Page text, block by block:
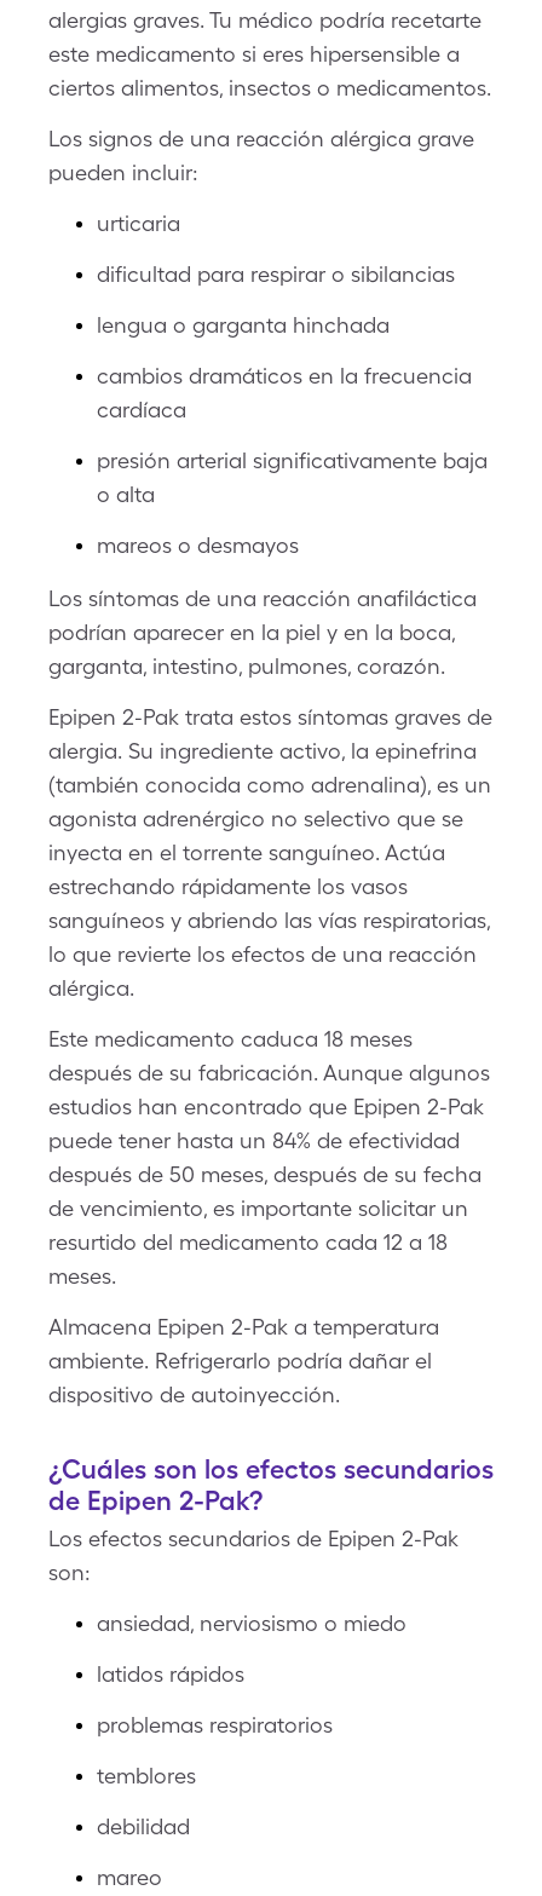
alergias graves. Tu médico podría recetarte
este medicamento si eres hipersensible a
ciertos alimentos, insectos o medicamentos.
Los signos de una reacción alérgica grave
pueden incluir:
urticaria
dificultad para respirar o sibilancias
lengua o garganta hinchada
cambios dramáticos en la frecuencia
cardíaca
presión arterial significativamente baja
o alta
mareos o desmayos
Los síntomas de una reacción anafiláctica
podrían aparecer en la piel y en la boca,
garganta, intestino, pulmones, corazón.
Epipen 2-Pak trata estos síntomas graves de
alergia. Su ingrediente activo, la epinefrina
(también conocida como adrenalina), es un
agonista adrenérgico no selectivo que se
inyecta en el torrente sanguíneo. Actúa
estrechando rápidamente los vasos
sanguíneos y abriendo las vías respiratorias,
lo que revierte los efectos de una reacción
alérgica.
Este medicamento caduca 18 meses
después de su fabricación. Aunque algunos
estudios han encontrado que Epipen 2-Pak
puede tener hasta un 84% de efectividad
después de 50 meses, después de su fecha
de vencimiento, es importante solicitar un
resurtido del medicamento cada 12 a 18
meses.
Almacena Epipen 2-Pak a temperatura
ambiente. Refrigerarlo podría dañar el
dispositivo de autoinyección.
¿Cuáles son los efectos secundarios
de Epipen 2-Pak?
Los efectos secundarios de Epipen 2-Pak
son:
ansiedad, nerviosismo o miedo
latidos rápidos
problemas respiratorios
temblores
debilidad
mareo